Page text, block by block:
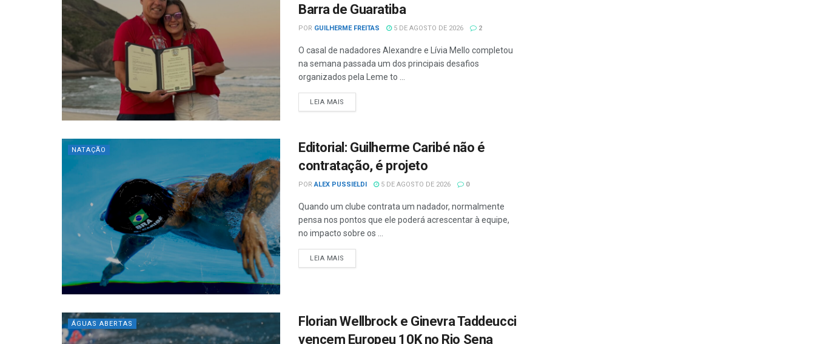
Barra de Guaratiba
POR GUILHERME FREITAS 5 DE AGOSTO DE 2026 2
O casal de nadadores Alexandre e Lívia Mello completou
na semana passada um dos principais desafios
organizados pela Leme to ...
LEIA MAIS
NATAÇÃO
Editorial: Guilherme Caribé não é
contratação, é projeto
POR ALEX PUSSIELDI 5 DE AGOSTO DE 2026 0
Quando um clube contrata um nadador, normalmente
pensa nos pontos que ele poderá acrescentar à equipe,
no impacto sobre os ...
LEIA MAIS
ÁGUAS ABERTAS
Florian Wellbrock e Ginevra Taddeucci
vencem Europeu 10K no Rio Sena